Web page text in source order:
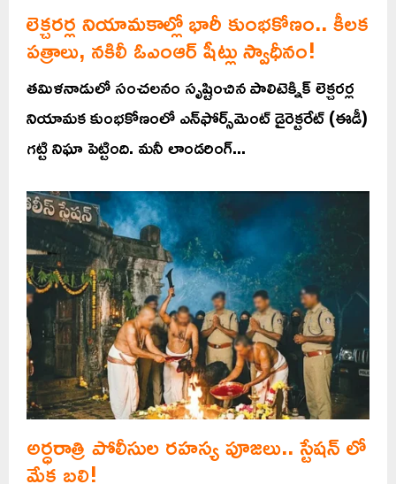
లెక్చరర్ల నియామకాల్లో భారీ కుంభకోణం.. కీలక
పత్రాలు, నకిలీ ఓఎంఆర్ షీట్లు స్వాధీనం!
తమిళనాడులో సంచలనం సృష్టించిన పాలిటెక్నిక్ లెక్చరర్ల
నియామక కుంభకోణంలో ఎన్‌ఫోర్స్‌మెంట్ డైరెక్టరేట్ (ఈడీ)
గట్టి నిఘా పెట్టింది. మనీ లాండరింగ్...
అర్ధరాత్రి పోలీసుల రహస్య పూజలు.. స్టేషన్ లో
మేక బలి!